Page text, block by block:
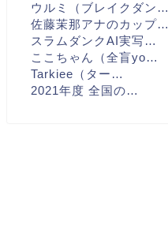
ウルミ（ブレイクダン…
佐藤茉那アナのカップ…
スラムダンクAI実写…
ここちゃん（全盲yo…
Tarkiee（ター…
2021年度 全国の…